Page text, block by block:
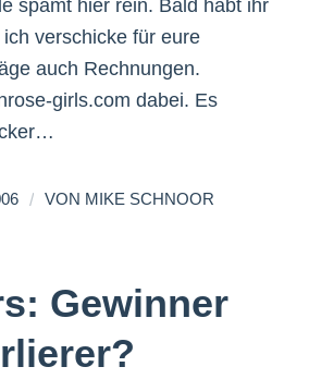
spamt hier rein. Bald habt ihr
verschicke für eure
auch Rechnungen.
girls.com dabei. Es
/ VON MIKE SCHNOOR
Gewinner